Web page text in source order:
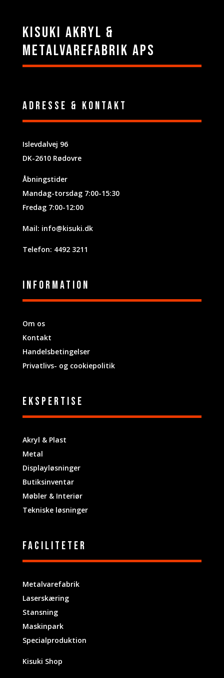
Kisuki Akryl &
Metalvarefabrik ApS
Adresse & Kontakt
Islevdalvej 96
DK-2610 Rødovre
Åbningstider
Mandag-torsdag 7:00-15:30
Fredag 7:00-12:00
Mail: info@kisuki.dk
Telefon: 4492 3211
Information
Om os
Kontakt
Handelsbetingelser
Privatlivs- og cookiepolitik
ekspertise
Akryl & Plast
Metal
Displayløsninger
Butiksinventar
Møbler & Interiør
Tekniske løsninger
Faciliteter
Metalvarefabrik
Laserskæring
Stansning
Maskinpark
Specialproduktion
Kisuki Shop